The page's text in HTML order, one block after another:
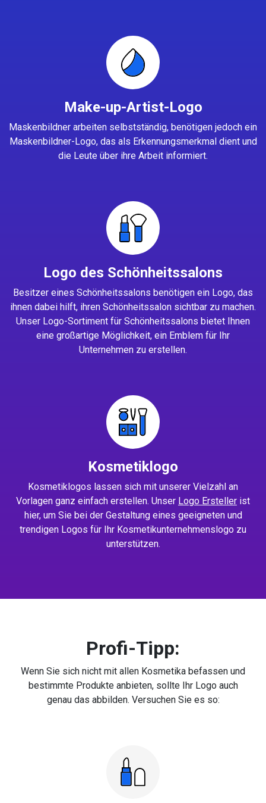
Make-up-Artist-Logo
Maskenbildner arbeiten selbstständig, benötigen jedoch ein
Maskenbildner-Logo, das als Erkennungsmerkmal dient und
die Leute über ihre Arbeit informiert.
Logo des Schönheitssalons
Besitzer eines Schönheitssalons benötigen ein Logo, das
ihnen dabei hilft, ihren Schönheitssalon sichtbar zu machen.
Unser Logo-Sortiment für Schönheitssalons bietet Ihnen
eine großartige Möglichkeit, ein Emblem für Ihr
Unternehmen zu erstellen.
Kosmetiklogo
Kosmetiklogos lassen sich mit unserer Vielzahl an
Vorlagen ganz einfach erstellen. Unser Logo Ersteller ist
hier, um Sie bei der Gestaltung eines geeigneten und
trendigen Logos für Ihr Kosmetikunternehmenslogo zu
unterstützen.
Profi-Tipp:
Wenn Sie sich nicht mit allen Kosmetika befassen und
bestimmte Produkte anbieten, sollte Ihr Logo auch
genau das abbilden. Versuchen Sie es so: